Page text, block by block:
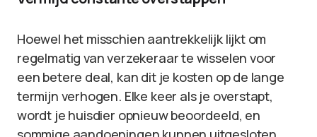
Hoewel het misschien aantrekkelijk lijkt om
regelmatig van verzekeraar te wisselen voor
een betere deal, kan dit je kosten op de lange
termijn verhogen. Elke keer als je overstapt,
wordt je huisdier opnieuw beoordeeld, en